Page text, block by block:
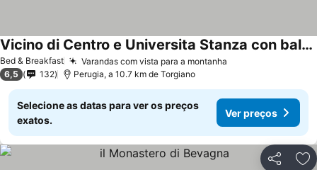
Bed & Breakfast Varandas com vista para a montanha
Vicino di Centro e Universita Stanza con balcone
6,5 132 Perugia, a 10.7 km de Torgiano
Selecione as datas para ver os preços
exatos.
Ver preços
Partilhar